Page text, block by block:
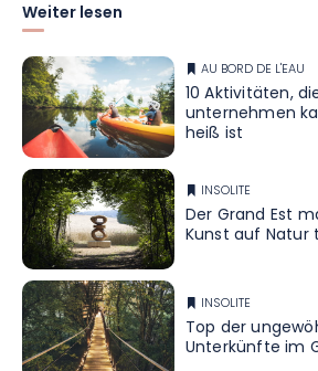
Weiter lesen
AU BORD DE L'EAU
10 Aktivitäten,
unternehmen
heiß ist
INSOLITE
Der Grand Est
Kunst auf
INSOLITE
Top der
Unterkünfte im